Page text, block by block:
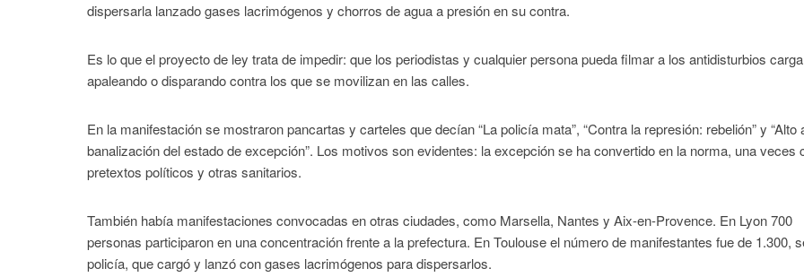
dispersarla lanzado gases lacrimógenos y chorros de agua a presión en su contra.
Es lo que el proyecto de ley trata de impedir: que los periodistas y cualquier persona pueda filmar a los antidisturbios
apaleando o disparando contra los que se movilizan en las calles.
En la manifestación se mostraron pancartas y carteles que decían “La policía mata”, “Contra la represión: rebelión” y “Alto
banalización del estado de excepción”. Los motivos son evidentes: la excepción se ha convertido en la norma, una veces
pretextos políticos y otras sanitarios.
También había manifestaciones convocadas en otras ciudades, como Marsella, Nantes y Aix-en-Provence. En Lyon 700
personas participaron en una concentración frente a la prefectura. En Toulouse el número de manifestantes fue de 1.300,
policía, que cargó y lanzó con gases lacrimógenos para dispersarlos.